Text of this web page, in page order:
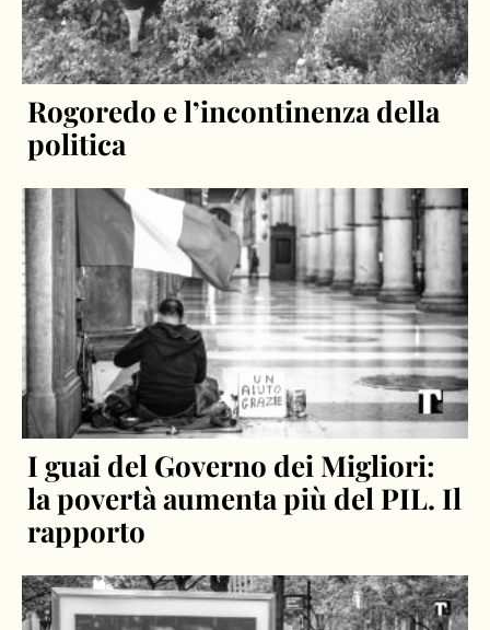
Rogoredo e l’incontinenza della
politica
I guai del Governo dei Migliori:
la povertà aumenta più del PIL. Il
rapporto